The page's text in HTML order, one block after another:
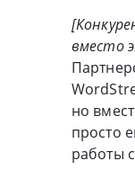
вместо
но
просто
работы